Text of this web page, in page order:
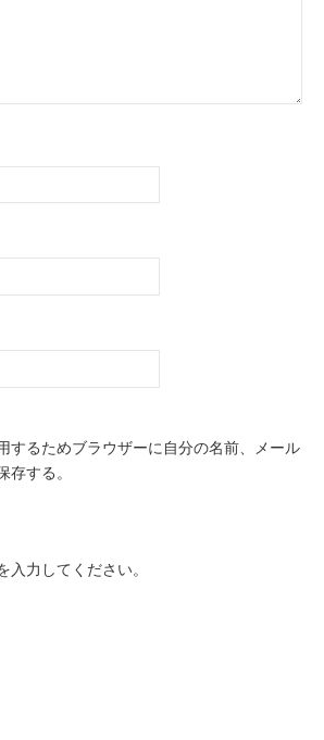
するためブラウザーに自分の名前、メール
存する。
入力してください。